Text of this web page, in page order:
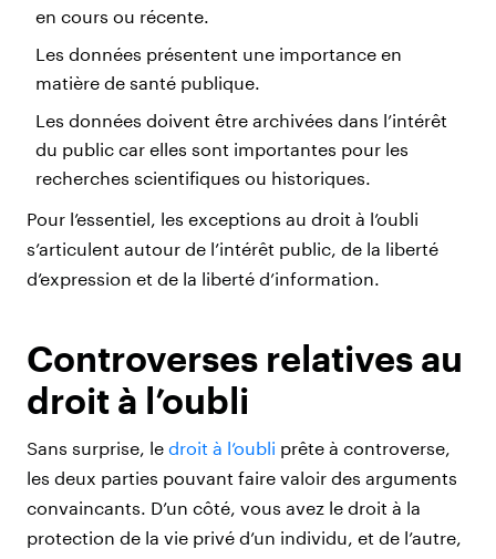
en cours ou récente.
Les données présentent une importance en
matière de santé publique.
Les données doivent être archivées dans l’intérêt
du public car elles sont importantes pour les
recherches scientifiques ou historiques.
Pour l’essentiel, les exceptions au droit à l’oubli
s’articulent autour de l’intérêt public, de la liberté
d’expression et de la liberté d’information.
Controverses relatives au
droit à l’oubli
Sans surprise, le droit à l’oubli prête à controverse,
les deux parties pouvant faire valoir des arguments
convaincants. D’un côté, vous avez le droit à la
protection de la vie privé d’un individu, et de l’autre,